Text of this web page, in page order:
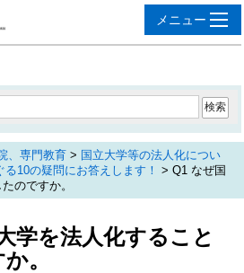
、専門教育 > 国立大学等の法人化につい
10の疑問にお答えします！ > Q1 なぜ国
のですか。
学を法人化すること
。